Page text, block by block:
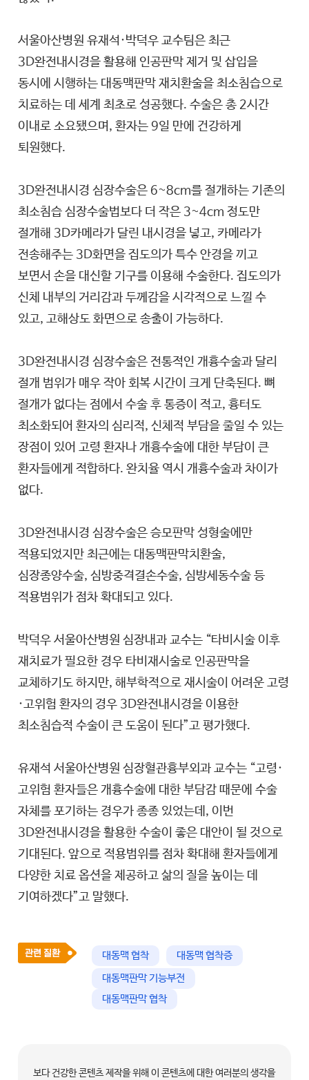
서울아산병원 유재석·박덕우 교수팀은 최근
3D완전내시경을 활용해 인공판막 제거 및 삽입을
동시에 시행하는 대동맥판막 재치환술을 최소침습으로
치료하는 데 세계 최초로 성공했다. 수술은 총 2시간
이내로 소요됐으며, 환자는 9일 만에 건강하게
퇴원했다.
3D완전내시경 심장수술은 6~8cm를 절개하는 기존의
최소침습 심장수술법보다 더 작은 3~4cm 정도만
절개해 3D카메라가 달린 내시경을 넣고, 카메라가
전송해주는 3D화면을 집도의가 특수 안경을 끼고
보면서 손을 대신할 기구를 이용해 수술한다. 집도의가
신체 내부의 거리감과 두께감을 시각적으로 느낄 수
있고, 고해상도 화면으로 송출이 가능하다.
3D완전내시경 심장수술은 전통적인 개흉수술과 달리
절개 범위가 매우 작아 회복 시간이 크게 단축된다. 뼈
절개가 없다는 점에서 수술 후 통증이 적고, 흉터도
최소화되어 환자의 심리적, 신체적 부담을 줄일 수 있는
장점이 있어 고령 환자나 개흉수술에 대한 부담이 큰
환자들에게 적합하다. 완치율 역시 개흉수술과 차이가
없다.
3D완전내시경 심장수술은 승모판막 성형술에만
적용되었지만 최근에는 대동맥판막치환술,
심장종양수술, 심방중격결손수술, 심방세동수술 등
적용범위가 점차 확대되고 있다.
박덕우 서울아산병원 심장내과 교수는 “타비시술 이후
재치료가 필요한 경우 타비재시술로 인공판막을
교체하기도 하지만, 해부학적으로 재시술이 어려운 고령
·고위험 환자의 경우 3D완전내시경을 이용한
최소침습적 수술이 큰 도움이 된다”고 평가했다.
유재석 서울아산병원 심장혈관흉부외과 교수는 “고령·
고위험 환자들은 개흉수술에 대한 부담감 때문에 수술
자체를 포기하는 경우가 종종 있었는데, 이번
3D완전내시경을 활용한 수술이 좋은 대안이 될 것으로
기대된다. 앞으로 적용범위를 점차 확대해 환자들에게
다양한 치료 옵션을 제공하고 삶의 질을 높이는 데
기여하겠다”고 말했다.
대동맥 협착
대동맥 협착증
대동맥판막 기능부전
대동맥판막 협착
보다 건강한 콘텐츠 제작을 위해 이 콘텐츠에 대한 여러분의 생각을